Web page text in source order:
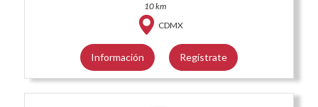
10 km
CDMX
Información Regístrate